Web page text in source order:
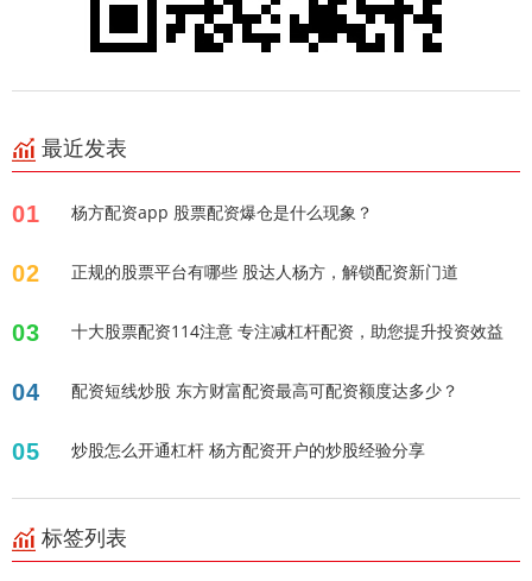
最近发表
01 杨方配资app 股票配资爆仓是什么现象？
02 正规的股票平台有哪些 股达人杨方，解锁配资新门道
03 十大股票配资114注意 专注减杠杆配资，助您提升投资效益
04 配资短线炒股 东方财富配资最高可配资额度达多少？
05 炒股怎么开通杠杆 杨方配资开户的炒股经验分享
标签列表